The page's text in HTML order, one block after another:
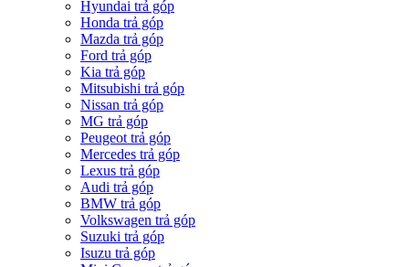
Hyundai trả góp
Honda trả góp
Mazda trả góp
Ford trả góp
Kia trả góp
Mitsubishi trả góp
Nissan trả góp
MG trả góp
Peugeot trả góp
Mercedes trả góp
Lexus trả góp
Audi trả góp
BMW trả góp
Volkswagen trả góp
Suzuki trả góp
Isuzu trả góp